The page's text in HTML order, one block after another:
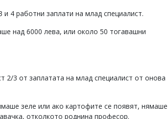
4 работни заплати на млад специалист.
над 6000 лева, или около 50 тогавашни
2/3 от заплатата на млад специалист от онова
зеле или ако картофите се появят, нямаше
отколкото роднина професор.